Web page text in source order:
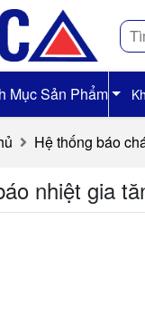
Tìm
Mục Sản Phẩm
Hệ thống báo
nhiệt gia